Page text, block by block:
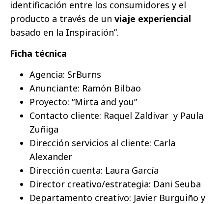
identificación entre los consumidores y el
producto a través de un viaje experiencial
basado en la Inspiración”.
Ficha técnica
Agencia: SrBurns
Anunciante: Ramón Bilbao
Proyecto: “Mirta and you”
Contacto cliente: Raquel Zaldivar y Paula
Zuñiga
Dirección servicios al cliente: Carla
Alexander
Dirección cuenta: Laura García
Director creativo/estrategia: Dani Seuba
Departamento creativo: Javier Burguiño y